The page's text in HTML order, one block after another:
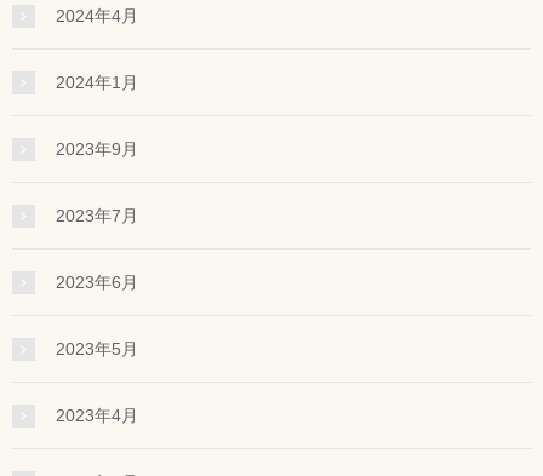
2024年4月
2024年1月
2023年9月
2023年7月
2023年6月
2023年5月
2023年4月